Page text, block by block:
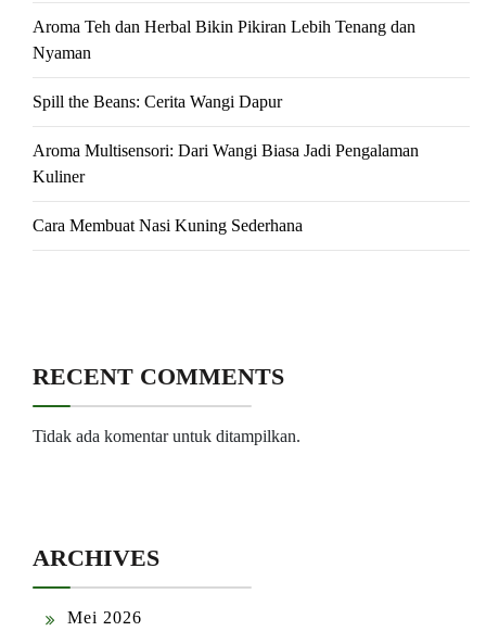
Aroma Teh dan Herbal Bikin Pikiran Lebih Tenang dan
Nyaman
Spill the Beans: Cerita Wangi Dapur
Aroma Multisensori: Dari Wangi Biasa Jadi Pengalaman
Kuliner
Cara Membuat Nasi Kuning Sederhana
RECENT COMMENTS
Tidak ada komentar untuk ditampilkan.
ARCHIVES
Mei 2026